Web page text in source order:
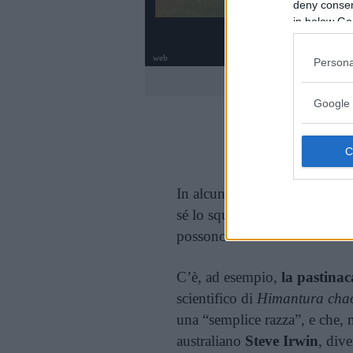
deny
in below
Google
web
DI 9
In alcuni casi si tratta di veri
sé lo squalo non fosse
possono essere scambiati o
C’è, ad esempio, la
scientifico di Himantura
una “semplice razza”, e
australiano Steve Irwin,